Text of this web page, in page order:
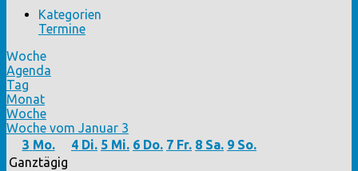
Kategorien
Termine
Woche
Agenda
Tag
Monat
Woche
Woche vom Januar 3
3 Mo. 4 Di. 5 Mi. 6 Do. 7 Fr. 8 Sa. 9 So.
Ganztägig